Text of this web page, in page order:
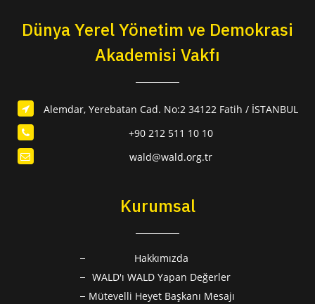
Dünya Yerel Yönetim ve Demokrasi
Akademisi Vakfı
Alemdar, Yerebatan Cad. No:2 34122 Fatih / İSTANBUL
+90 212 511 10 10
wald@wald.org.tr
Kurumsal
Hakkımızda
WALD'ı WALD Yapan Değerler
Mütevelli Heyet Başkanı Mesajı